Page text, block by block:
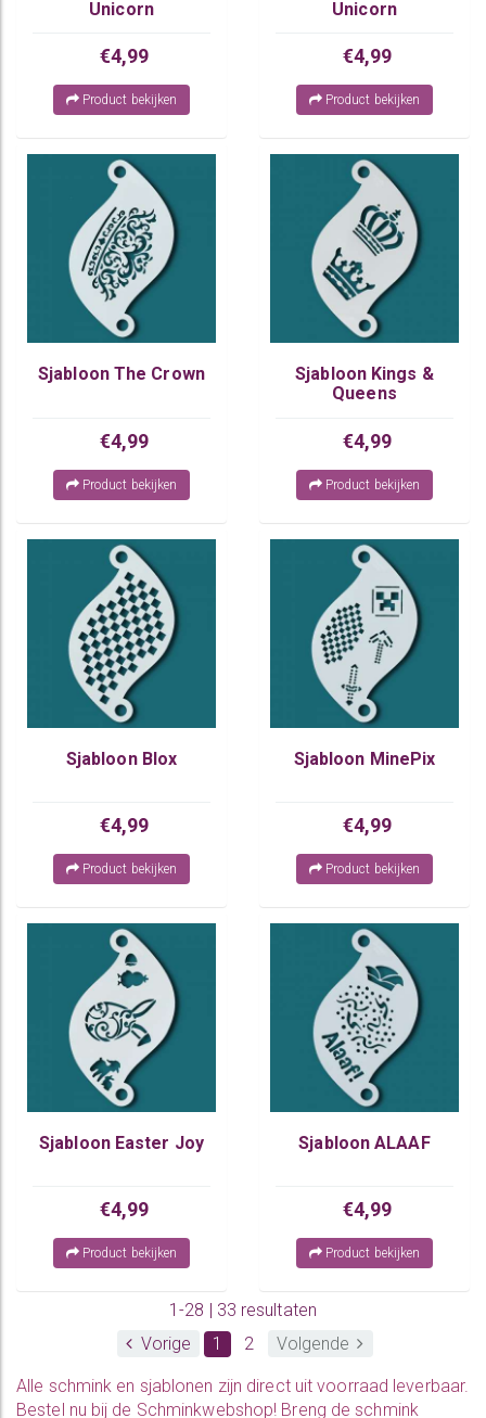
Unicorn
€4,99
Product bekijken
Unicorn
€4,99
Product bekijken
Sjabloon The Crown
€4,99
Product bekijken
Sjabloon Kings &
Queens
€4,99
Product bekijken
Sjabloon Blox
€4,99
Product bekijken
Sjabloon MinePix
€4,99
Product bekijken
Sjabloon Easter Joy
€4,99
Product bekijken
Sjabloon ALAAF
€4,99
Product bekijken
1-28 | 33 resultaten
Vorige
1 2 Volgende
Alle schmink en sjablonen zijn direct uit voorraad leverbaar.
Bestel nu bij de Schminkwebshop! Breng de schmink